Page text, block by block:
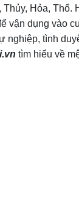
Hỏa, Thổ.
vận dụng vào
nghiệp, tình
tìm hiểu về